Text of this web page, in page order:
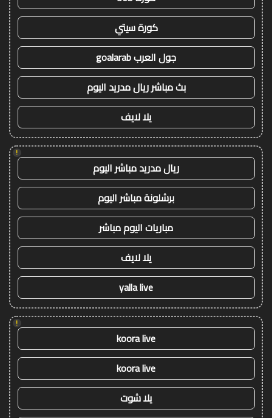
كورة سيتي
جول العرب goalarab
بث مباشر ريال مدريد اليوم
يلا لايف
!
ريال مدريد مباشر اليوم
برشلونة مباشر اليوم
مباريات اليوم مباشر
يلا لايف
yalla live
!
koora live
koora live
يلا شوت